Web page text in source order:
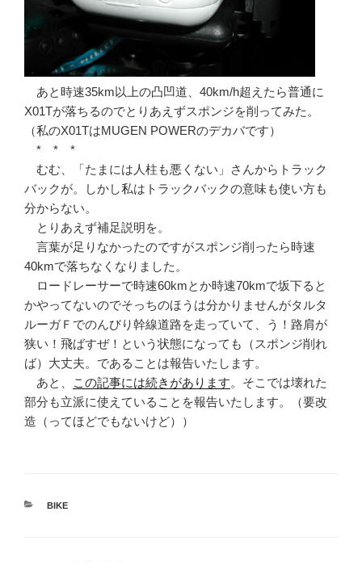
あと時速35km以上の凸凹道、40km/h超えたら普通に
X01Tが落ちるのでとりあえずスポンジを削ってみた。
（私のX01TはMUGEN POWERのデカバです）
* * *
むむ、「たまには人柱も悪くない」さんからトラック
バックが。しかし私はトラックバックの意味も使い方も
分からない。
とりあえず補足説明を。
言葉が足りなかったのですがスポンジ削ったら時速
40kmで落ちなくなりました。
ロードレーサーで時速60kmとか時速70kmで坂下ると
かやってないのでそっちのほうは分かりませんがタルタ
ルーガＦでのんびり幹線道路を走っていて、う！路肩が
狭い！飛ばすぜ！という状態になっても（スポンジ削れ
ば）大丈夫。であることは報告いたします。
あと、
この記事には続きがあります。そこでは壊れた
部分も立派に使えていることを報告いたします。（要改
造（ってほどでもないけど））
カ
BIKE